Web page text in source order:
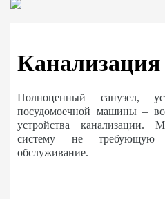
Канализация
Полноценный санузел,
посудомоечной машины –
устройства канализации.
систему не требующую
обслуживание.